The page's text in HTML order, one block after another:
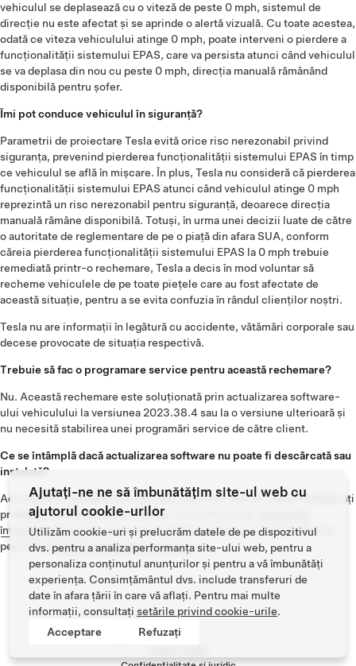
vehiculul se deplasează cu o viteză de peste 0 mph, sistemul de
direcție nu este afectat și se aprinde o alertă vizuală. Cu toate acestea,
odată ce viteza vehiculului atinge 0 mph, poate interveni o pierdere a
funcționalității sistemului EPAS, care va persista atunci când vehiculul
se va deplasa din nou cu peste 0 mph, direcția manuală rămânând
disponibilă pentru șofer.
Îmi pot conduce vehiculul în siguranță?
Parametrii de proiectare Tesla evită orice risc nerezonabil privind
siguranța, prevenind pierderea funcționalității sistemului EPAS în timp
ce vehiculul se află în mișcare. În plus, Tesla nu consideră că pierderea
funcționalității sistemului EPAS atunci când vehiculul atinge 0 mph
reprezintă un risc nerezonabil pentru siguranță, deoarece direcția
manuală rămâne disponibilă. Totuși, în urma unei decizii luate de către
o autoritate de reglementare de pe o piață din afara SUA, conform
căreia pierderea funcționalității sistemului EPAS la 0 mph trebuie
remediată printr-o rechemare, Tesla a decis în mod voluntar să
recheme vehiculele de pe toate piețele care au fost afectate de
această situație, pentru a se evita confuzia în rândul clienților noștri.
Tesla nu are informații în legătură cu accidente, vătămări corporale sau
decese provocate de situația respectivă.
Trebuie să fac o programare service pentru această rechemare?
Nu. Această rechemare este soluționată prin actualizarea software-
ului vehiculului la versiunea 2023.38.4 sau la o versiune ulterioară și
nu necesită stabilirea unei programări service de către client.
Ce se întâmplă dacă actualizarea software nu poate fi descărcată sau
instalată?
Actualizările software pot eșua din mai multe motive. Dacă întâmpinați
probleme la actualizarea software-ului vehiculului,
întrebările frecventedespre actualizările software. Dacă problema
persistă, stabiliți o programare service.
Ajutați-ne ne să îmbunătățim site-ul web cu
ajutorul cookie-urilor
Utilizăm cookie-uri și prelucrăm datele de pe dispozitivul
dvs. pentru a analiza performanța site-ului web, pentru a
personaliza conținutul anunțurilor și pentru a vă îmbunătăți
experiența. Consimțământul dvs. include transferuri de
date în afara țării în care vă aflați. Pentru mai multe
informații, consultați setările privind cookie-urile.
Acceptare
Refuzați